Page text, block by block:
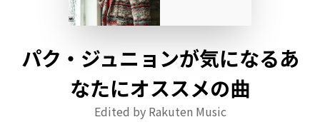
パク・ジュニョンが気になるあ
なたにオススメの曲
Edited by Rakuten Music